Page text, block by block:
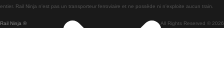
Trains de Lisbonne à Braga
Trains de Braga à Lisbonne
Rail Ninja ® All Rights Reserved © 2026
entier. Rail Ninja n'est pas un transporteur ferroviaire et ne possède ni n'exploite aucun train.